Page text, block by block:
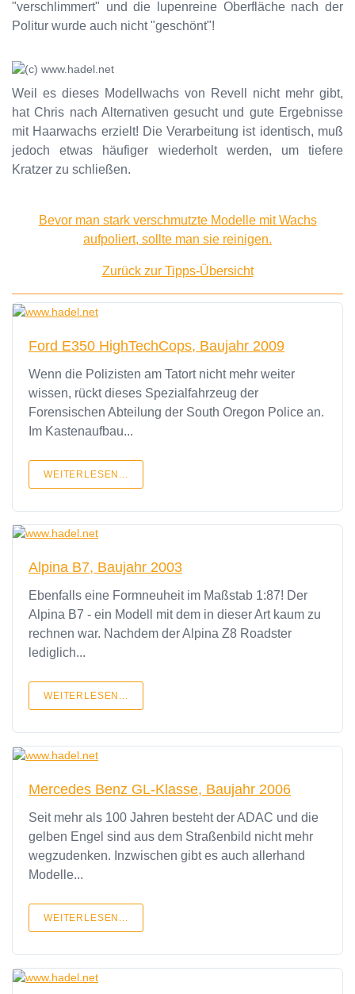
"verschlimmert" und die lupenreine Oberfläche nach der
Politur wurde auch nicht "geschönt"!
Weil es dieses Modellwachs von Revell nicht mehr gibt,
hat Chris nach Alternativen gesucht und gute Ergebnisse
mit Haarwachs erzielt! Die Verarbeitung ist identisch, muß
jedoch etwas häufiger wiederholt werden, um tiefere
Kratzer zu schließen.
Bevor man stark verschmutzte Modelle mit Wachs
aufpoliert, sollte man sie reinigen.
Zurück zur Tipps-Übersicht
Ford E350 HighTechCops, Baujahr 2009
Wenn die Polizisten am Tatort nicht mehr weiter
wissen, rückt dieses Spezialfahrzeug der
Forensischen Abteilung der South Oregon Police an.
Im Kastenaufbau...
WEITERLESEN...
Alpina B7, Baujahr 2003
Ebenfalls eine Formneuheit im Maßstab 1:87! Der
Alpina B7 - ein Modell mit dem in dieser Art kaum zu
rechnen war. Nachdem der Alpina Z8 Roadster
lediglich...
WEITERLESEN...
Mercedes Benz GL-Klasse, Baujahr 2006
Seit mehr als 100 Jahren besteht der ADAC und die
gelben Engel sind aus dem Straßenbild nicht mehr
wegzudenken. Inzwischen gibt es auch allerhand
Modelle...
WEITERLESEN...